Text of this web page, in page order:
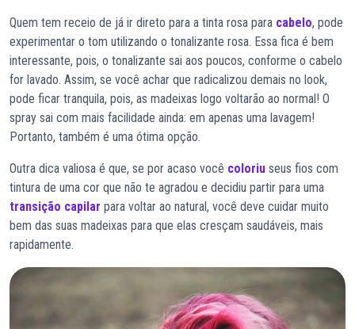
Quem tem receio de já ir direto para a tinta rosa para cabelo, pode
experimentar o tom utilizando o tonalizante rosa. Essa fica é bem
interessante, pois, o tonalizante sai aos poucos, conforme o cabelo
for lavado. Assim, se você achar que radicalizou demais no look,
pode ficar tranquila, pois, as madeixas logo voltarão ao normal! O
spray sai com mais facilidade ainda: em apenas uma lavagem!
Portanto, também é uma ótima opção.
Outra dica valiosa é que, se por acaso você coloriu seus fios com
tintura de uma cor que não te agradou e decidiu partir para uma
transição capilar para voltar ao natural, você deve cuidar muito
bem das suas madeixas para que elas cresçam saudáveis, mais
rapidamente.